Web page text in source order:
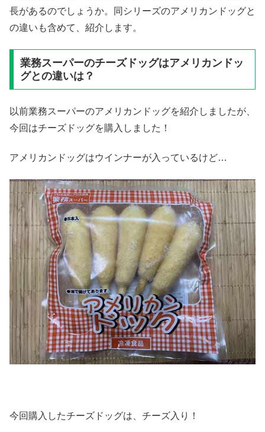
長があるのでしょうか。同シリーズのアメリカンドッグと
の違いも含めて、紹介します。
業務スーパーのチーズドッグはアメリカンドッ
グとの違いは？
以前業務スーパーのアメリカンドッグを紹介しましたが、
今回はチーズドッグを購入しました！
アメリカンドッグはウインナーが入っているけど…
今回購入したチーズドッグは、チーズ入り！